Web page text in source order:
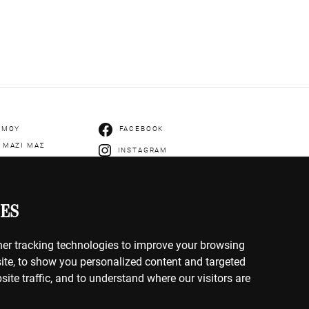
tracking technologies to improve your browsing
to show you personalized content and targeted
traffic, and to understand where our visitors are
ΜΟΥ
ΜΑΖΙ ΜΑΣ
FACEBOOK
INSTAGRAM